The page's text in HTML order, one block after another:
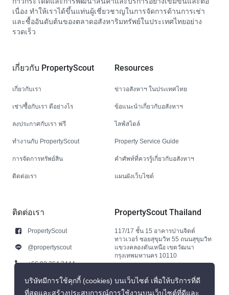
เนื่อง ทำให้เราได้ขึ้นแท่นผู้เชี่ยวชาญในการจัดการด้านการเช่า
และซื้ออันดับต้นของตลาดอสังหาริมทรัพย์ในประเทศไทยอย่าง
รวดเร็ว
เกี่ยวกับ PropertyScout
เกี่ยวกับเรา
เช่า/ซื้อกับเรา ดีอย่างไร
ลงประกาศกับเรา ฟรี
ทำงานกับ PropertyScout
การจัดการทรัพย์สิน
ติดต่อเรา
Resources
ข่าวอสังหาฯ ในประเทศไทย
ข้อแนะนำเกี่ยวกับอสังหาฯ
ไลฟ์สไตล์
Property Service Guide
คำศัพท์ที่ควรรู้เกี่ยวกับอสังหาฯ
แผนผังเว็บไซต์
ติดต่อเรา
PropertyScout
@propertyscout
+66 92 264 3444
+66 92 264 3444
PropertyScout Thailand
117/17 ชั้น 15 อาคารปานจิตต์
ทาวเวอร์ ซอยสุขุมวิท 55 ถนนสุขุมวิท
แขวงคลองตันเหนือ เขตวัฒนา
กรุงเทพมหานคร 10110
บริษัทมีการใช้คุกกี้ (cookies) บนเว็บไซต์ เพื่อให้บริการที่ดี
ที่สุดและสร้างประสบการณ์การใช้งานบนเว็บไซต์ที่ดีและ